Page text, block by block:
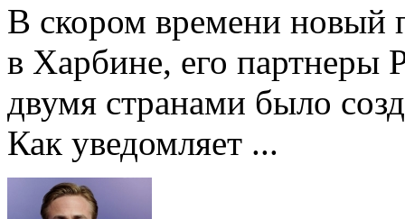
В скором времени новый
в Харбине, его партнеры
двумя странами было
Как уведомляет ...